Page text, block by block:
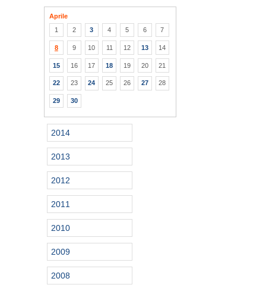
Aprile
1
2 3 4 5 6 7
8 9 10 11 12 13 14
15 16 17 18 19 20 21
22 23 24 25 26 27 28
29 30
2014
2013
2012
2011
2010
2009
2008